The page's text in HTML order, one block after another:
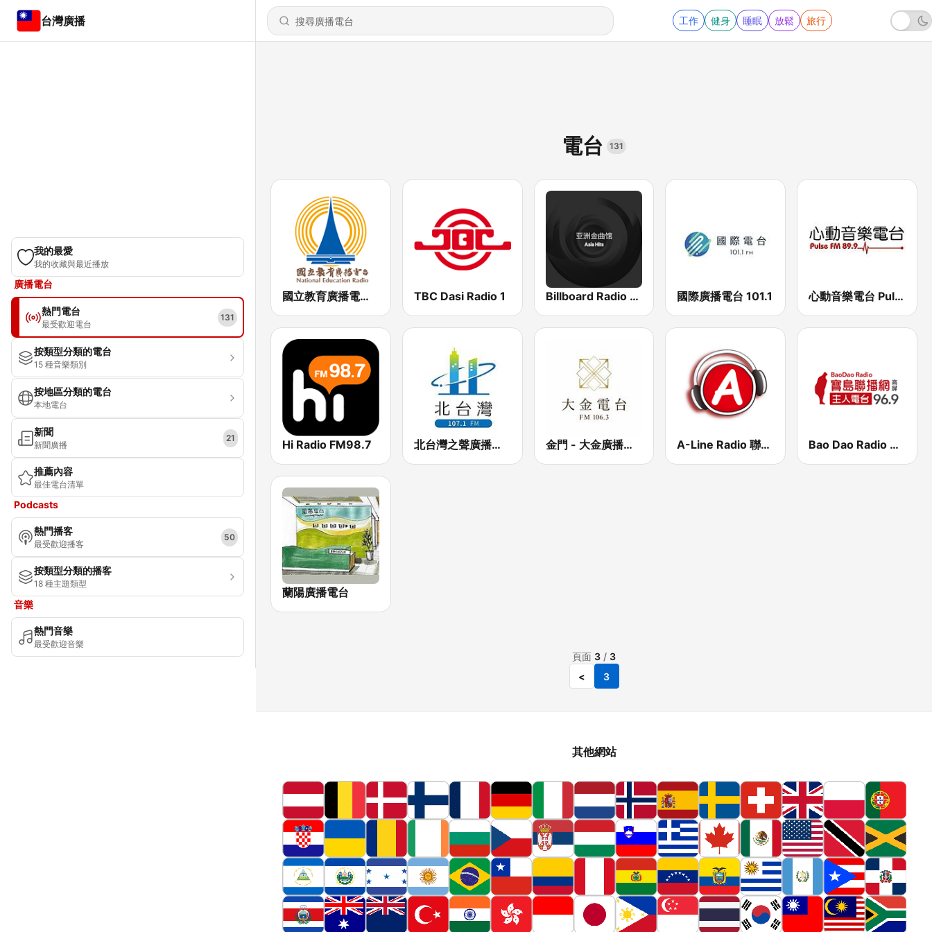
台灣廣播 工作 健身 睡眠 放鬆 旅行
我的最愛
我的收藏與最近播放
廣播電台
熱門電台
最受歡迎電台
131
按類型分類的電台
15 種音樂類別
按地區分類的電台
本地電台
新聞
新聞廣播
21
推薦內容
最佳電台清單
Podcasts
熱門播客
最受歡迎播客
50
按類型分類的播客
18 種主題類型
音樂
熱門音樂
最受歡迎音樂
電台 131
國立教育廣播電臺 臺東分臺FM-2 TBC Dasi Radio 1 Billboard Radio - Asia Hits 國際廣播電台 101.1 心動音樂電台 Pulse FM89.9
Hi Radio FM98.7 北台灣之聲廣播電台 FM 107.1 金門 - 大金廣播電台 FM 106.3 A-Line Radio 聯播網 Bao Dao Radio 主人電台 FM96.9
蘭陽廣播電台
頁面 3 / 3
<
3
其他網站